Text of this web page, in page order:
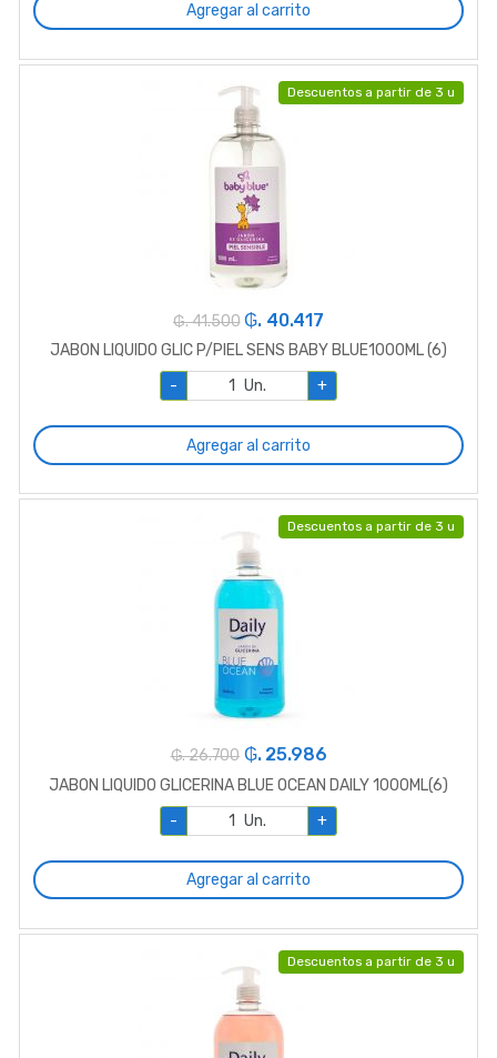
Agregar al carrito
Descuentos a partir de 3 u
₲. 41.500 ₲. 40.417
JABON LIQUIDO GLIC P/PIEL SENS BABY BLUE1000ML (6)
-
Un. +
Agregar al carrito
Descuentos a partir de 3 u
₲. 26.700 ₲. 25.986
JABON LIQUIDO GLICERINA BLUE OCEAN DAILY 1000ML(6)
-
Un. +
Agregar al carrito
Descuentos a partir de 3 u